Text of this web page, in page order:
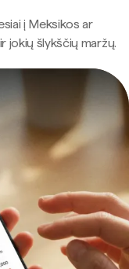
į Meksikos ar
jokių šlykščių maržų.